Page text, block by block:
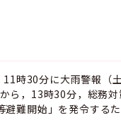
時30分に大雨警報（
ら，13時30分，総務
避難開始」を発令する